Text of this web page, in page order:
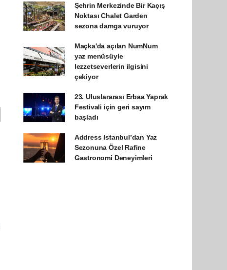
Şehrin Merkezinde Bir Kaçış
Noktası Chalet Garden
sezona damga vuruyor
Maçka'da açılan NumNum
yaz menüsüyle
lezzetseverlerin ilgisini
çekiyor
23. Uluslararası Erbaa Yaprak
Festivali için geri sayım
başladı
Address Istanbul’dan Yaz
Sezonuna Özel Rafine
Gastronomi Deneyimleri